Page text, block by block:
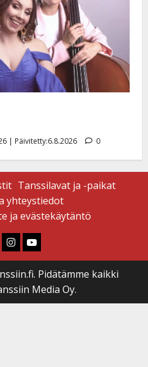
| Päivitetty:6.8.2026 0
Tanssilavat ja -paikat
yhteystiedot
ja evästekäytäntö
Instagram
Youtube
Pidätämme kaikki
Media Oy.